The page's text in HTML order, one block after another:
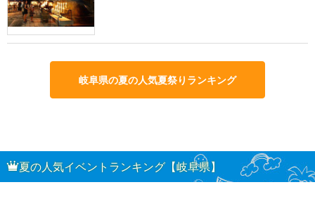
岐阜県の夏の人気夏祭りランキング
夏の人気イベントランキング【岐阜県】